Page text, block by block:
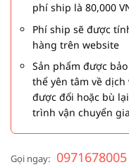
phí ship là 80,000
Phí ship sẽ được
hàng trên website
Sản phẩm được
thể yên tâm về dịch
được đổi hoặc bù
trình vận chuyển
Gọi ngay: 0971678005